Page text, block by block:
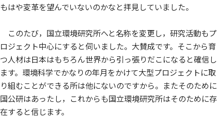
もはや変革を望んでいないのかなと拝見していました。
このたび，国立環境研究所へと名称を変更し，研究活動もプ
ロジェクト中心にすると伺いました。大賛成です。そこから育
つ人材は日本はもちろん世界から引っ張りだこになると確信し
ます。環境科学でかなりの年月をかけて大型プロジェクトに取
り組むことができる所は他にないのですから。またそのために
国公研はあったし，これからも国立環境研究所はそのために存
在すると信じます。